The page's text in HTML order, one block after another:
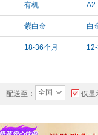
有机 A2
紫白金 白
18-36个月
配送至： 全国 仅显